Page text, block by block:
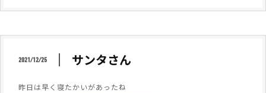
2021/12/25 サンタさん
昨日は早く寝たかいがあったね